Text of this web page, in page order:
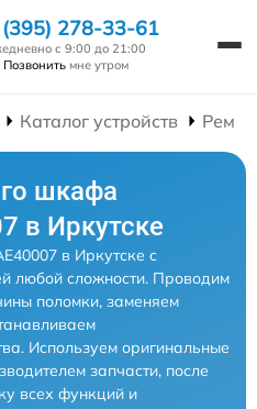
278-33-61
с 9:00 до 21:00
Позвонить мне утром
Каталог устройств
шкафа
в Иркутске
в Иркутске с
любой сложности. Проводим
поломки, заменяем
Используем оригинальные
запчасти, после
всех функций и